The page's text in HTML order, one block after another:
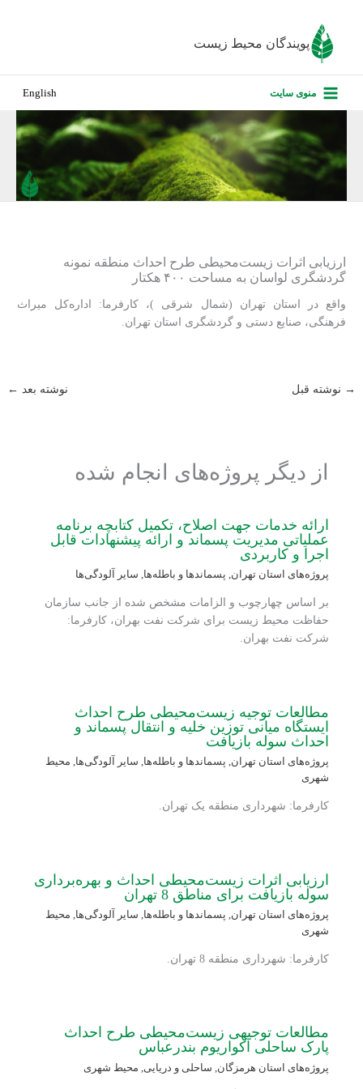
پویندگان محیط زیست
منوی سایت English
ارزیابی اثرات زیست‌محیطی طرح احداث منطقه نمونه
گردشگری لواسان به مساحت ۴۰۰ هکتار
واقع در استان تهران (شمال شرقی )، کارفرما: اداره‌کل میراث
فرهنگی، صنایع دستی و گردشگری استان تهران.
→ نوشته قبل نوشته بعد ←
از دیگر پروژه‌های انجام شده
ارائه خدمات جهت اصلاح، تکمیل کتابچه برنامه
عملیاتی مدیریت پسماند و ارائه پیشنهادات قابل
اجرا و کاربردی
پروژه‌های استان تهران, پسماندها و باطله‌ها, سایر آلودگی‌ها
بر اساس چهارچوب و الزامات مشخص شده از جانب سازمان
حفاظت محیط زیست برای شرکت نفت بهران، کارفرما:
شرکت نفت بهران.
مطالعات توجیه زیست‌محیطی طرح احداث
ایستگاه میانی توزین خلیه و انتقال پسماند و
احداث سوله بازیافت
پروژه‌های استان تهران, پسماندها و باطله‌ها, سایر آلودگی‌ها, محیط
شهری
کارفرما: شهرداری منطقه یک تهران.
ارزیابی اثرات زیست‌محیطی احداث و بهره‌برداری
سوله بازیافت برای مناطق 8 تهران
پروژه‌های استان تهران, پسماندها و باطله‌ها, سایر آلودگی‌ها, محیط
شهری
کارفرما: شهرداری منطقه 8 تهران.
مطالعات توجیهی زیست‌محیطی طرح احداث
پارک ساحلی آکواریوم بندرعباس
پروژه‌های استان هرمزگان ساحلی و دریایی محیط شهری
درباره ما
پروژه‌های
تماس با ما